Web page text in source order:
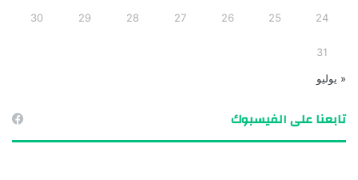
24
25
26
27
28
29
30
31
« يوليو
تابعنا على الفيسبوك